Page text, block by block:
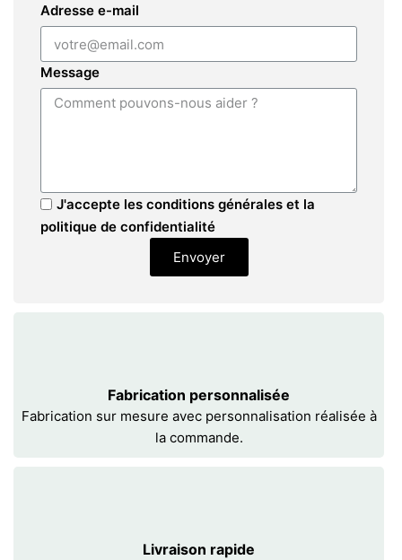
Adresse e-mail
Message
J'accepte les conditions générales et la
politique de confidentialité
Envoyer
Fabrication personnalisée
Fabrication sur mesure avec personnalisation réalisée à
la commande.
Livraison rapide